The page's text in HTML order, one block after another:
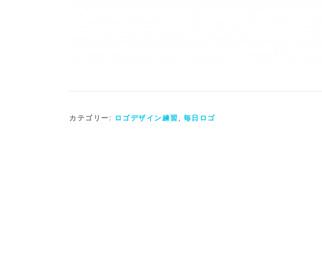
カテゴリー: ロゴデザイン練習, 毎日ロゴ